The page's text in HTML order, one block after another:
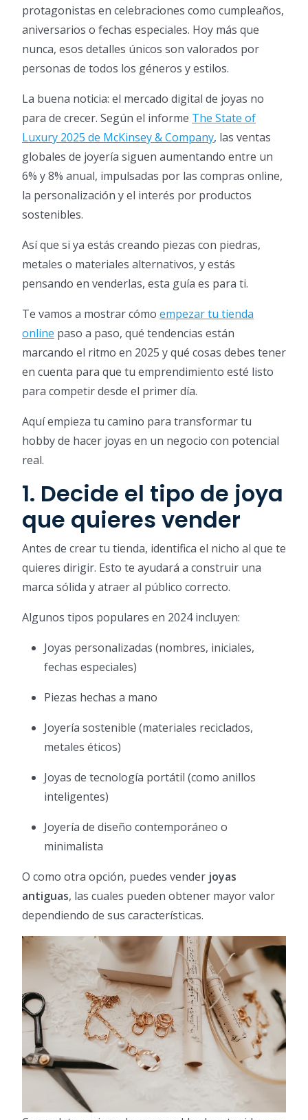
protagonistas en celebraciones como cumpleaños,
aniversarios o fechas especiales. Hoy más que
nunca, esos detalles únicos son valorados por
personas de todos los géneros y estilos.
La buena noticia: el mercado digital de joyas no
para de crecer. Según el informe The State of
Luxury 2025 de McKinsey & Company, las ventas
globales de joyería siguen aumentando entre un
6% y 8% anual, impulsadas por las compras online,
la personalización y el interés por productos
sostenibles.
Así que si ya estás creando piezas con piedras,
metales o materiales alternativos, y estás
pensando en venderlas, esta guía es para ti.
Te vamos a mostrar cómo empezar tu tienda
online paso a paso, qué tendencias están
marcando el ritmo en 2025 y qué cosas debes tener
en cuenta para que tu emprendimiento esté listo
para competir desde el primer día.
Aquí empieza tu camino para transformar tu
hobby de hacer joyas en un negocio con potencial
real.
1. Decide el tipo de joya
que quieres vender
Antes de crear tu tienda, identifica el nicho al que te
quieres dirigir. Esto te ayudará a construir una
marca sólida y atraer al público correcto.
Algunos tipos populares en 2024 incluyen:
Joyas personalizadas (nombres, iniciales,
fechas especiales)
Piezas hechas a mano
Joyería sostenible (materiales reciclados,
metales éticos)
Joyas de tecnología portátil (como anillos
inteligentes)
Joyería de diseño contemporáneo o
minimalista
O como otra opción, puedes vender joyas
antiguas, las cuales pueden obtener mayor valor
dependiendo de sus características.